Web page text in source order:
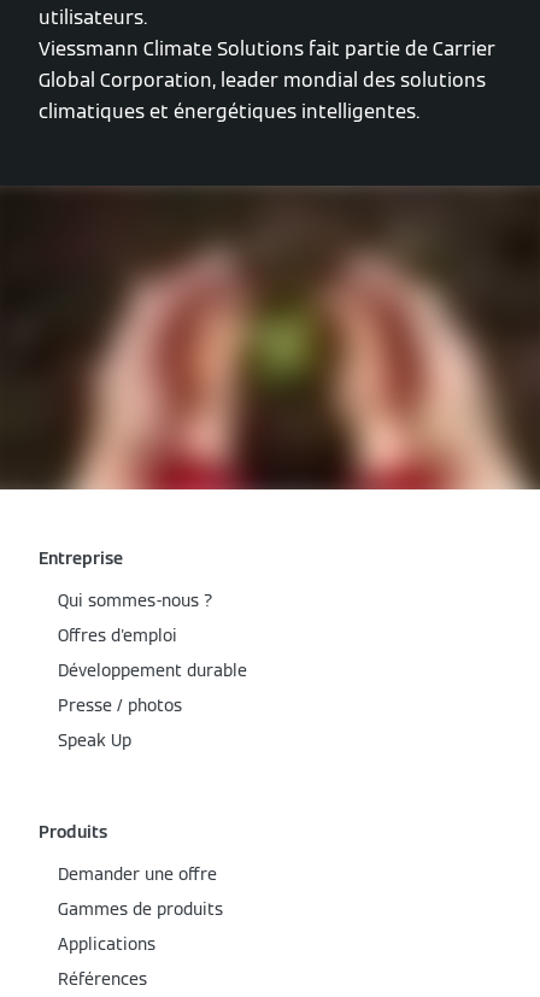
utilisateurs.
Viessmann Climate Solutions fait partie de Carrier
Global Corporation, leader mondial des solutions
climatiques et énergétiques intelligentes.
Entreprise
Qui sommes-nous ?
Offres d'emploi
Développement durable
Presse / photos
Speak Up
Produits
Demander une offre
Gammes de produits
Applications
Références